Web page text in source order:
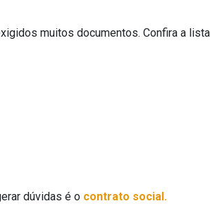
muitos documentos. Confira a
dúvidas é o contrato social.